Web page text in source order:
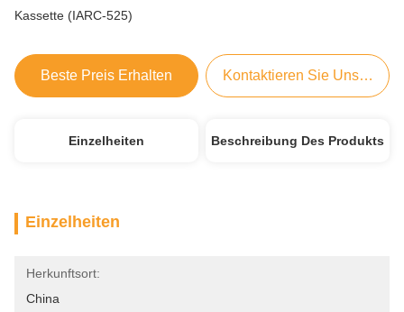
Kassette (IARC-525)
Beste Preis Erhalten Kontaktieren Sie Uns Jetzt
Einzelheiten Beschreibung Des Produkts
Einzelheiten
Herkunftsort:
China